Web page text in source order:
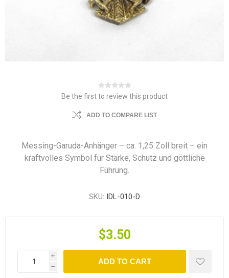
Be the first to review this product
ADD TO COMPARE LIST
Messing-Garuda-Anhänger – ca. 1,25 Zoll breit – ein
kraftvolles Symbol für Stärke, Schutz und göttliche
Führung.
SKU: IDL-010-D
$3.50
i
h
ADD TO CART